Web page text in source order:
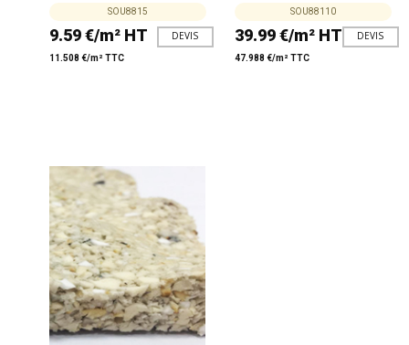
SOU8815
9.59 €/m² HT
11.508 €/m² TTC
DEVIS
SOU88110
39.99 €/m² HT
47.988 €/m² TTC
DEVIS